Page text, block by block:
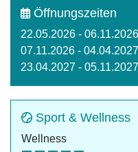
Öffnungszeiten
22.05.2026 - 06.11.2026
07.11.2026 - 04.04.2027
23.04.2027 - 05.11.2027
Sport & Wellness
Wellness